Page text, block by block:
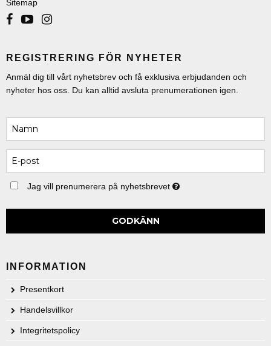
Sitemap
REGISTRERING FÖR NYHETER
Anmäl dig till vårt nyhetsbrev och få exklusiva erbjudanden och
nyheter hos oss. Du kan alltid avsluta prenumerationen igen.
Jag vill prenumerera på nyhetsbrevet
GODKÄNN
INFORMATION
Presentkort
Handelsvillkor
Integritetspolicy